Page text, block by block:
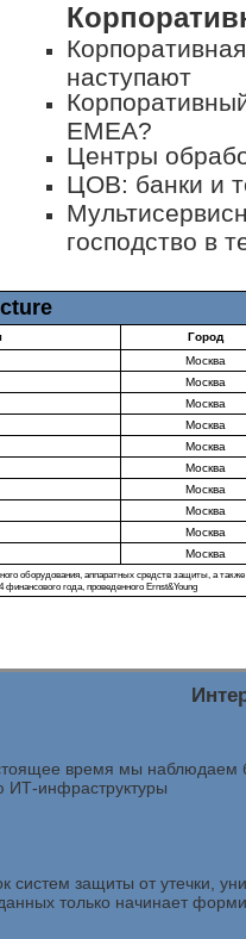
наступают
EMEA?
Центры
ЦОВ: банки и
господство в
Город
Москва
Москва
Москва
Москва
Москва
Москва
Москва
Москва
Москва
Москва
оборудования, аппаратных средств защиты, а
года, проведенного Ernst&Young
время мы наблюдаем
ИТ-инфраструктуры
систем защиты от утечки,
только начинает